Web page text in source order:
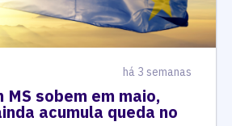
há 3 semanas
MS sobem em maio,
acumula queda no